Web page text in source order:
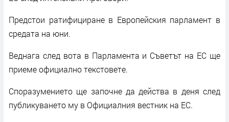
Предстои ратифициране в Европейския парламент в
средата на юни.
Веднага след вота в Парламента и Съветът на ЕС ще
приеме официално текстовете.
Споразумението ще започне да действа в деня след
публикуването му в Официалния вестник на ЕС.